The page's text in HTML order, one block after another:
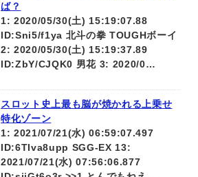
ば？
1: 2020/05/30(土) 15:19:07.88
ID:Sni5/f1ya 北斗の拳 TOUGHボーイ
2: 2020/05/30(土) 15:19:37.89
ID:ZbY/CJQK0 男花 3: 2020/0…
スロット史上最も脳が焼かれる上乗せ
特化ゾーン
1: 2021/07/21(水) 06:59:07.497
ID:6TIva8upp SGG-EX 13:
2021/07/21(水) 07:56:06.877